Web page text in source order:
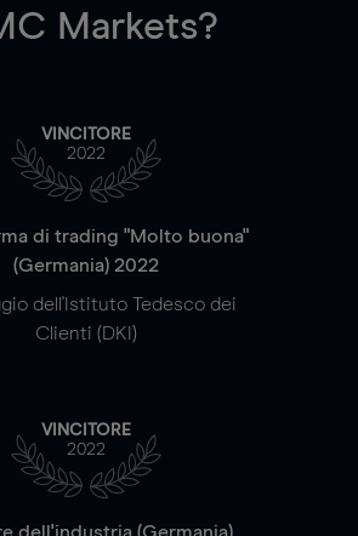
Markets?
VINCITORE
2022
di trading "Molto buona"
(Germania) 2022
dell'Istituto Tedesco dei
Clienti (DKI)
VINCITORE
2022
dell'industria (Germania)